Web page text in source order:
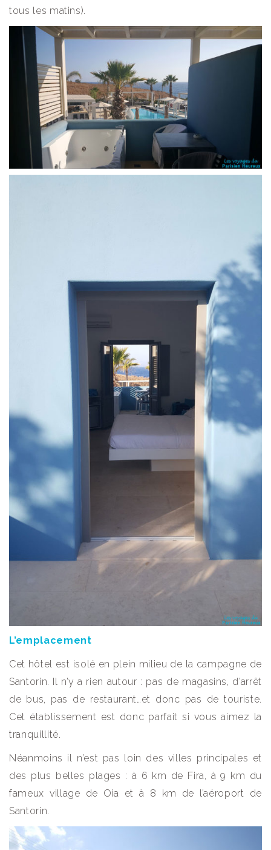
tous les matins).
L’emplacement
Cet hôtel est isolé en plein milieu de la campagne de
Santorin. Il n’y a rien autour : pas de magasins, d’arrêt
de bus, pas de restaurant…et donc pas de touriste.
Cet établissement est donc parfait si vous aimez la
tranquillité.
Néanmoins il n’est pas loin des villes principales et
des plus belles plages : à 6 km de Fira, à 9 km du
fameux village de Oia et à 8 km de l’aéroport de
Santorin.